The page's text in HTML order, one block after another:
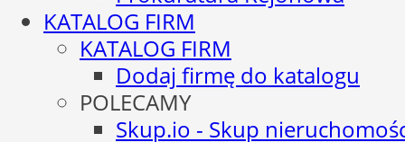
KATALOG FIRM
KATALOG FIRM
Dodaj firmę do katalogu
POLECAMY
Skup.io - Skup